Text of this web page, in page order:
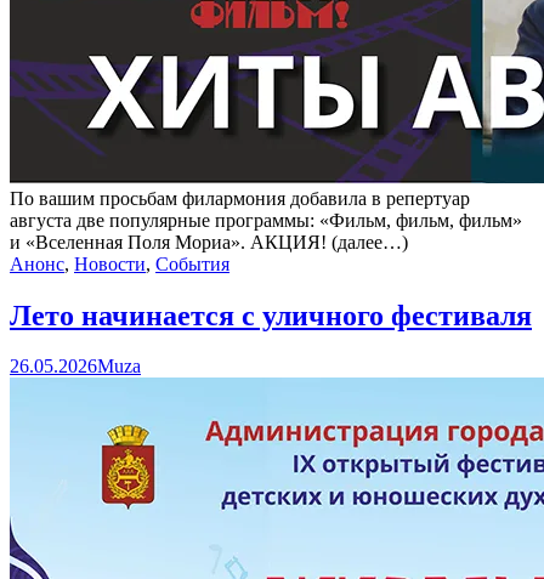
По вашим просьбам филармония добавила в репертуар
августа две популярные программы: «Фильм, фильм, фильм»
и «Вселенная Поля Мориа». АКЦИЯ! (далее…)
Анонс, Новости, События
Лето начинается с уличного фестиваля
26.05.2026Muza